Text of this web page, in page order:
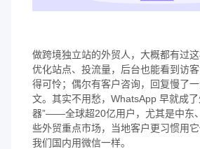
做跨境独立站的外贸人，大概都有过
优化站点、投流量，后台也能看到访
得可怜；偶尔有客户咨询，回复慢了
文。其实不用愁，WhatsApp 早就成
器”——全球超20亿用户，尤其是中东
些外贸重点市场，当地客户更习惯用
我们国内用微信一样。